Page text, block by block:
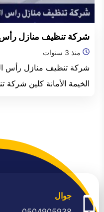
الفجيرة
شركة تنظيف منازل رأس
منذ 3 سنوات
شركة تنظيف منازل رأس
الخيمة الأمانة كلين
جوال